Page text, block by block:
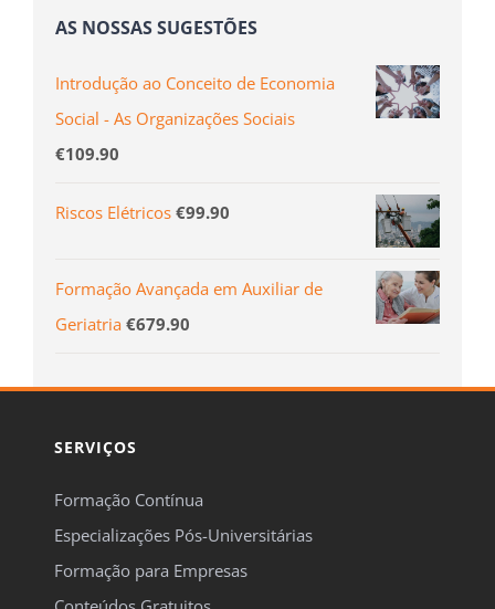
AS NOSSAS SUGESTÕES
Introdução ao Conceito de Economia
Social - As Organizações Sociais
€109.90
Riscos Elétricos €99.90
Formação Avançada em Auxiliar de
Geriatria €679.90
SERVIÇOS
Formação Contínua
Especializações Pós-Universitárias
Formação para Empresas